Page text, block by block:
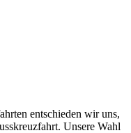
entschieden wir uns,
Unsere Wahl